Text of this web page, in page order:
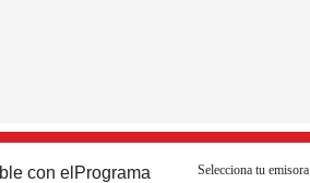
con el Programa Selecciona tu emisora